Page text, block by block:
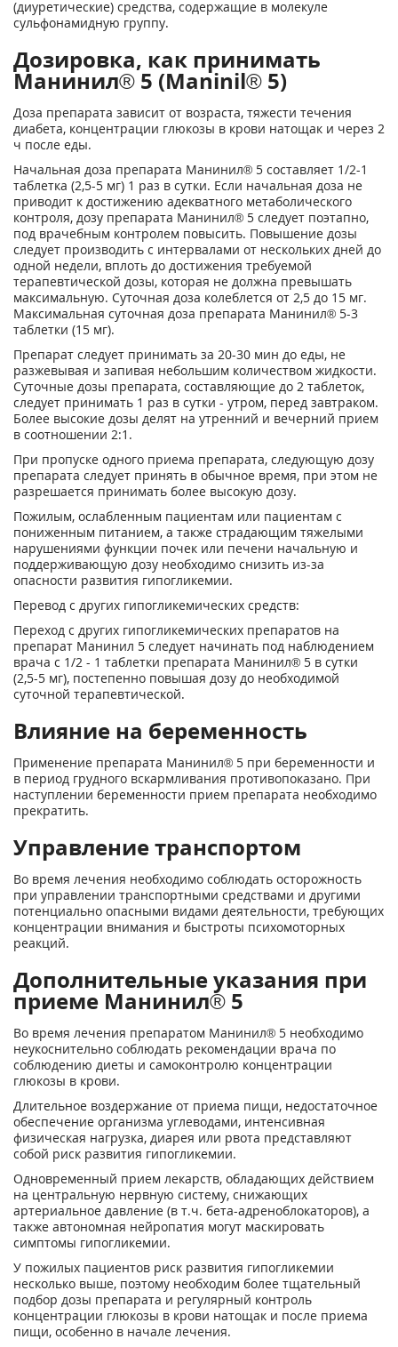
(диуретические) средства, содержащие в молекуле
сульфонамидную группу.
Дозировка, как принимать
Манинил® 5 (Maninil® 5)
Доза препарата зависит от возраста, тяжести течения
диабета, концентрации глюкозы в крови натощак и через 2
ч после еды.
Начальная доза препарата Манинил® 5 составляет 1/2-1
таблетка (2,5-5 мг) 1 раз в сутки. Если начальная доза не
приводит к достижению адекватного метаболического
контроля, дозу препарата Манинил® 5 следует поэтапно,
под врачебным контролем повысить. Повышение дозы
следует производить с интервалами от нескольких дней до
одной недели, вплоть до достижения требуемой
терапевтической дозы, которая не должна превышать
максимальную. Суточная доза колеблется от 2,5 до 15 мг.
Максимальная суточная доза препарата Манинил® 5-3
таблетки (15 мг).
Препарат следует принимать за 20-30 мин до еды, не
разжевывая и запивая небольшим количеством жидкости.
Суточные дозы препарата, составляющие до 2 таблеток,
следует принимать 1 раз в сутки - утром, перед завтраком.
Более высокие дозы делят на утренний и вечерний прием
в соотношении 2:1.
При пропуске одного приема препарата, следующую дозу
препарата следует принять в обычное время, при этом не
разрешается принимать более высокую дозу.
Пожилым, ослабленным пациентам или пациентам с
пониженным питанием, а также страдающим тяжелыми
нарушениями функции почек или печени начальную и
поддерживающую дозу необходимо снизить из-за
опасности развития гипогликемии.
Перевод с других гипогликемических средств:
Переход с других гипогликемических препаратов на
препарат Манинил 5 следует начинать под наблюдением
врача с 1/2 - 1 таблетки препарата Манинил® 5 в сутки
(2,5-5 мг), постепенно повышая дозу до необходимой
суточной терапевтической.
Влияние на беременность
Применение препарата Манинил® 5 при беременности и
в период грудного вскармливания противопоказано. При
наступлении беременности прием препарата необходимо
прекратить.
Управление транспортом
Во время лечения необходимо соблюдать осторожность
при управлении транспортными средствами и другими
потенциально опасными видами деятельности, требующих
концентрации внимания и быстроты психомоторных
реакций.
Дополнительные указания при
приеме Манинил® 5
Во время лечения препаратом Манинил® 5 необходимо
неукоснительно соблюдать рекомендации врача по
соблюдению диеты и самоконтролю концентрации
глюкозы в крови.
Длительное воздержание от приема пищи, недостаточное
обеспечение организма углеводами, интенсивная
физическая нагрузка, диарея или рвота представляют
собой риск развития гипогликемии.
Одновременный прием лекарств, обладающих действием
на центральную нервную систему, снижающих
артериальное давление (в т.ч. бета-адреноблокаторов), а
также автономная нейропатия могут маскировать
симптомы гипогликемии.
У пожилых пациентов риск развития гипогликемии
несколько выше, поэтому необходим более тщательный
подбор дозы препарата и регулярный контроль
концентрации глюкозы в крови натощак и после приема
пищи, особенно в начале лечения.